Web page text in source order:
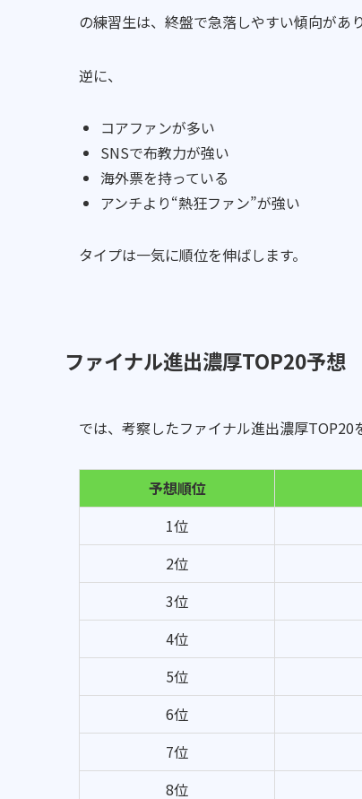
の練習生は、終盤で急落しやすい傾向があり
逆に、
コアファンが多い
SNSで布教力が強い
海外票を持っている
アンチより“熱狂ファン”が強い
タイプは一気に順位を伸ばします。
ファイナル進出濃厚TOP20予想
では、考察したファイナル進出濃厚TOP20
予想順位
1位
2位
3位
4位
5位
6位
7位
8位